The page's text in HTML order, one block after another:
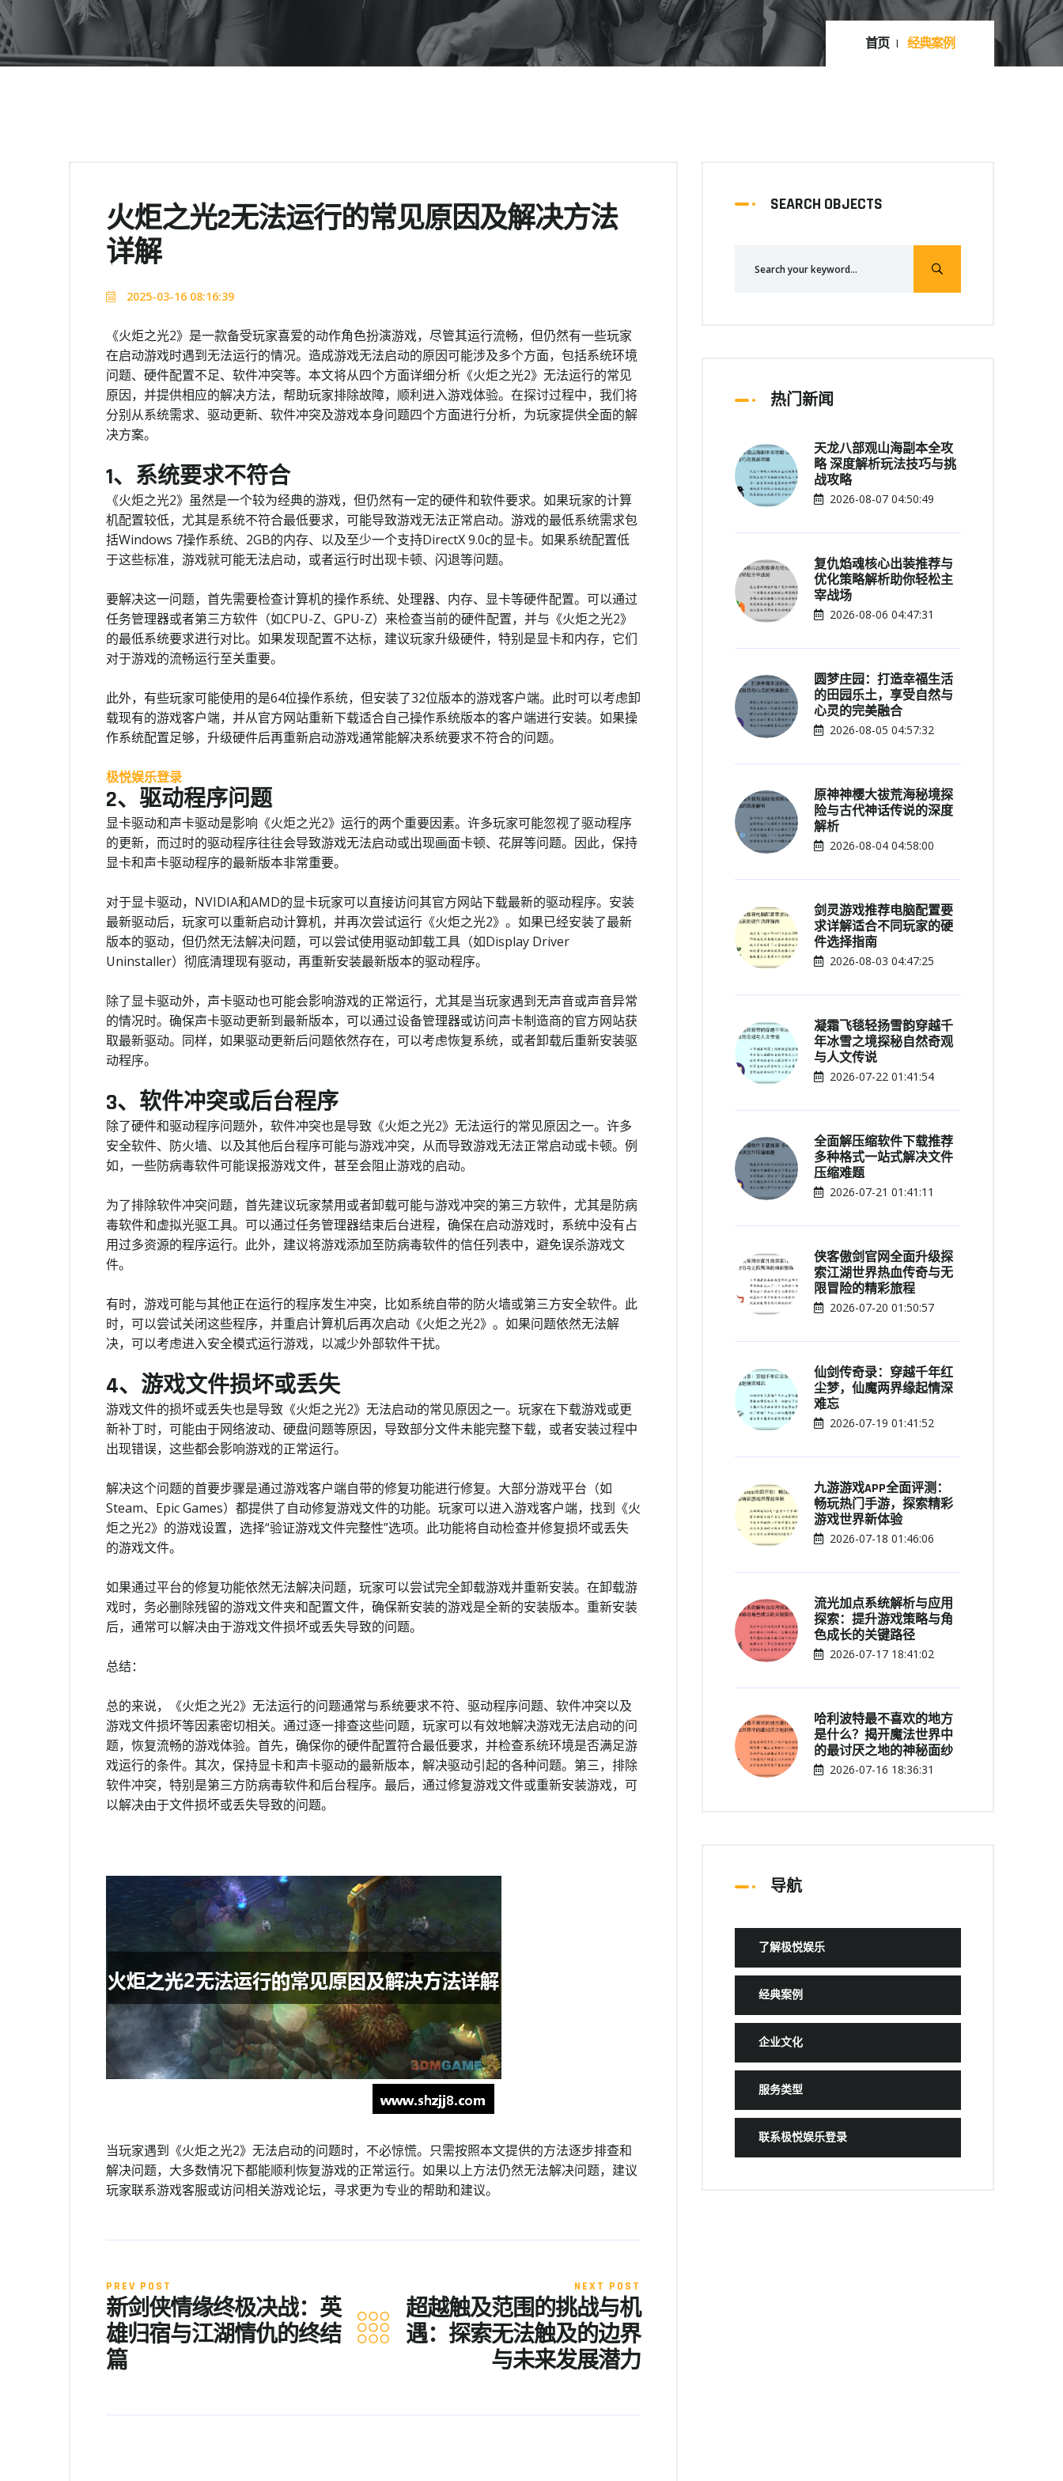
首页 经典案例
火炬之光2无法运行的常见原因及解决方法
详解
2025-03-16 08:16:39
《火炬之光2》是一款备受玩家喜爱的动作角色扮演游戏，尽管其运行流畅，但仍然有一些玩家
在启动游戏时遇到无法运行的情况。造成游戏无法启动的原因可能涉及多个方面，包括系统环境
问题、硬件配置不足、软件冲突等。本文将从四个方面详细分析《火炬之光2》无法运行的常见
原因，并提供相应的解决方法，帮助玩家排除故障，顺利进入游戏体验。在探讨过程中，我们将
分别从系统需求、驱动更新、软件冲突及游戏本身问题四个方面进行分析，为玩家提供全面的解
决方案。
1、系统要求不符合
《火炬之光2》虽然是一个较为经典的游戏，但仍然有一定的硬件和软件要求。如果玩家的计算
机配置较低，尤其是系统不符合最低要求，可能导致游戏无法正常启动。游戏的最低系统需求包
括Windows 7操作系统、2GB的内存、以及至少一个支持DirectX 9.0c的显卡。如果系统配置低
于这些标准，游戏就可能无法启动，或者运行时出现卡顿、闪退等问题。
要解决这一问题，首先需要检查计算机的操作系统、处理器、内存、显卡等硬件配置。可以通过
任务管理器或者第三方软件（如CPU-Z、GPU-Z）来检查当前的硬件配置，并与《火炬之光2》
的最低系统要求进行对比。如果发现配置不达标，建议玩家升级硬件，特别是显卡和内存，它们
对于游戏的流畅运行至关重要。
此外，有些玩家可能使用的是64位操作系统，但安装了32位版本的游戏客户端。此时可以考虑卸
载现有的游戏客户端，并从官方网站重新下载适合自己操作系统版本的客户端进行安装。如果操
作系统配置足够，升级硬件后再重新启动游戏通常能解决系统要求不符合的问题。
极悦娱乐登录
2、驱动程序问题
显卡驱动和声卡驱动是影响《火炬之光2》运行的两个重要因素。许多玩家可能忽视了驱动程序
的更新，而过时的驱动程序往往会导致游戏无法启动或出现画面卡顿、花屏等问题。因此，保持
显卡和声卡驱动程序的最新版本非常重要。
对于显卡驱动，NVIDIA和AMD的显卡玩家可以直接访问其官方网站下载最新的驱动程序。安装
最新驱动后，玩家可以重新启动计算机，并再次尝试运行《火炬之光2》。如果已经安装了最新
版本的驱动，但仍然无法解决问题，可以尝试使用驱动卸载工具（如Display Driver
Uninstaller）彻底清理现有驱动，再重新安装最新版本的驱动程序。
除了显卡驱动外，声卡驱动也可能会影响游戏的正常运行，尤其是当玩家遇到无声音或声音异常
的情况时。确保声卡驱动更新到最新版本，可以通过设备管理器或访问声卡制造商的官方网站获
取最新驱动。同样，如果驱动更新后问题依然存在，可以考虑恢复系统，或者卸载后重新安装驱
动程序。
3、软件冲突或后台程序
除了硬件和驱动程序问题外，软件冲突也是导致《火炬之光2》无法运行的常见原因之一。许多
安全软件、防火墙、以及其他后台程序可能与游戏冲突，从而导致游戏无法正常启动或卡顿。例
如，一些防病毒软件可能误报游戏文件，甚至会阻止游戏的启动。
为了排除软件冲突问题，首先建议玩家禁用或者卸载可能与游戏冲突的第三方软件，尤其是防病
毒软件和虚拟光驱工具。可以通过任务管理器结束后台进程，确保在启动游戏时，系统中没有占
用过多资源的程序运行。此外，建议将游戏添加至防病毒软件的信任列表中，避免误杀游戏文
件。
有时，游戏可能与其他正在运行的程序发生冲突，比如系统自带的防火墙或第三方安全软件。此
时，可以尝试关闭这些程序，并重启计算机后再次启动《火炬之光2》。如果问题依然无法解
决，可以考虑进入安全模式运行游戏，以减少外部软件干扰。
4、游戏文件损坏或丢失
游戏文件的损坏或丢失也是导致《火炬之光2》无法启动的常见原因之一。玩家在下载游戏或更
新补丁时，可能由于网络波动、硬盘问题等原因，导致部分文件未能完整下载，或者安装过程中
出现错误，这些都会影响游戏的正常运行。
解决这个问题的首要步骤是通过游戏客户端自带的修复功能进行修复。大部分游戏平台（如
Steam、Epic Games）都提供了自动修复游戏文件的功能。玩家可以进入游戏客户端，找到《火
炬之光2》的游戏设置，选择“验证游戏文件完整性”选项。此功能将自动检查并修复损坏或丢失
的游戏文件。
如果通过平台的修复功能依然无法解决问题，玩家可以尝试完全卸载游戏并重新安装。在卸载游
戏时，务必删除残留的游戏文件夹和配置文件，确保新安装的游戏是全新的安装版本。重新安装
后，通常可以解决由于游戏文件损坏或丢失导致的问题。
总结：
总的来说，《火炬之光2》无法运行的问题通常与系统要求不符、驱动程序问题、软件冲突以及
游戏文件损坏等因素密切相关。通过逐一排查这些问题，玩家可以有效地解决游戏无法启动的问
题，恢复流畅的游戏体验。首先，确保你的硬件配置符合最低要求，并检查系统环境是否满足游
戏运行的条件。其次，保持显卡和声卡驱动的最新版本，解决驱动引起的各种问题。第三，排除
软件冲突，特别是第三方防病毒软件和后台程序。最后，通过修复游戏文件或重新安装游戏，可
以解决由于文件损坏或丢失导致的问题。
当玩家遇到《火炬之光2》无法启动的问题时，不必惊慌。只需按照本文提供的方法逐步排查和
解决问题，大多数情况下都能顺利恢复游戏的正常运行。如果以上方法仍然无法解决问题，建议
玩家联系游戏客服或访问相关游戏论坛，寻求更为专业的帮助和建议。
PREV POST
新剑侠情缘终极决战：英
雄归宿与江湖情仇的终结
篇
NEXT POST
超越触及范围的挑战与机
遇：探索无法触及的边界
与未来发展潜力
SEARCH OBJECTS
热门新闻
天龙八部观山海副本全攻
略 深度解析玩法技巧与挑
战攻略
2026-08-07 04:50:49
复仇焰魂核心出装推荐与
优化策略解析助你轻松主
宰战场
2026-08-06 04:47:31
圆梦庄园：打造幸福生活
的田园乐土，享受自然与
心灵的完美融合
2026-08-05 04:57:32
原神神樱大祓荒海秘境探
险与古代神话传说的深度
解析
2026-08-04 04:58:00
剑灵游戏推荐电脑配置要
求详解适合不同玩家的硬
件选择指南
2026-08-03 04:47:25
凝霜飞毯轻扬雪韵穿越千
年冰雪之境探秘自然奇观
与人文传说
2026-07-22 01:41:54
全面解压缩软件下载推荐
多种格式一站式解决文件
压缩难题
2026-07-21 01:41:11
侠客傲剑官网全面升级探
索江湖世界热血传奇与无
限冒险的精彩旅程
2026-07-20 01:50:57
仙剑传奇录：穿越千年红
尘梦，仙魔两界缘起情深
难忘
2026-07-19 01:41:52
九游游戏APP全面评测：
畅玩热门手游，探索精彩
游戏世界新体验
2026-07-18 01:46:06
流光加点系统解析与应用
探索：提升游戏策略与角
色成长的关键路径
2026-07-17 18:41:02
哈利波特最不喜欢的地方
是什么？揭开魔法世界中
的最讨厌之地的神秘面纱
2026-07-16 18:36:31
导航
了解极悦娱乐
经典案例
企业文化
服务类型
联系极悦娱乐登录